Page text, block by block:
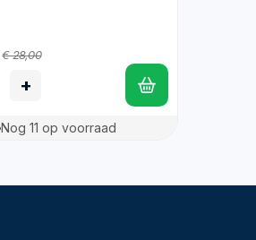
€ 28,00
+
Nog 11 op voorraad